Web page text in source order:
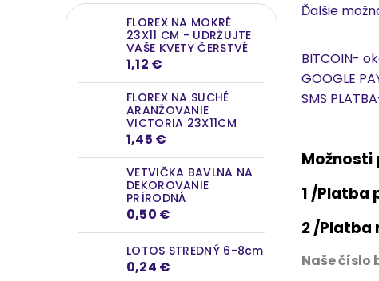
FLOREX NA MOKRÉ
23X11 CM - UDRŽUJTE
VAŠE KVETY ČERSTVÉ
1,12 €
FLOREX NA SUCHÉ
ARANŽOVANIE
VICTORIA 23X11CM
1,45 €
VETVIČKA BAVLNA NA
DEKOROVANIE
PRÍRODNÁ
0,50 €
LOTOS STREDNÝ 6-8cm
0,24 €
Ďalšie
BITCOIN-
GOOGLE
SMS
Možnosti
1 /Platba
2 /Platba
Naše číslo